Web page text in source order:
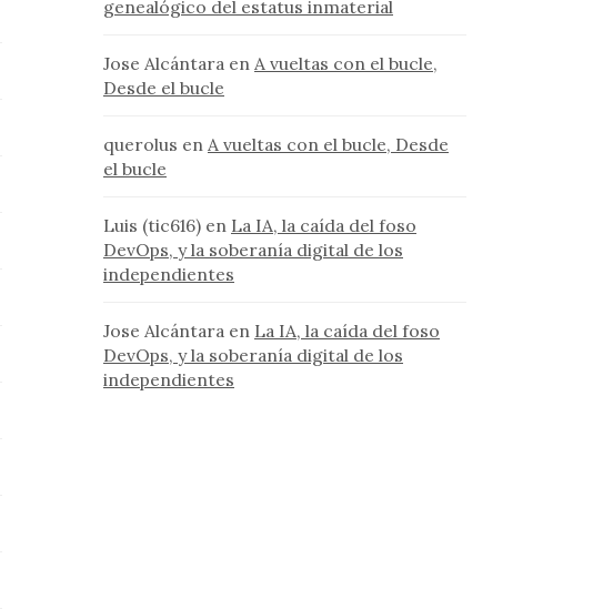
genealógico del estatus inmaterial
Jose Alcántara en A vueltas con el bucle,
Desde el bucle
querolus en A vueltas con el bucle, Desde
el bucle
Luis (tic616) en La IA, la caída del foso
DevOps, y la soberanía digital de los
independientes
Jose Alcántara en La IA, la caída del foso
DevOps, y la soberanía digital de los
independientes